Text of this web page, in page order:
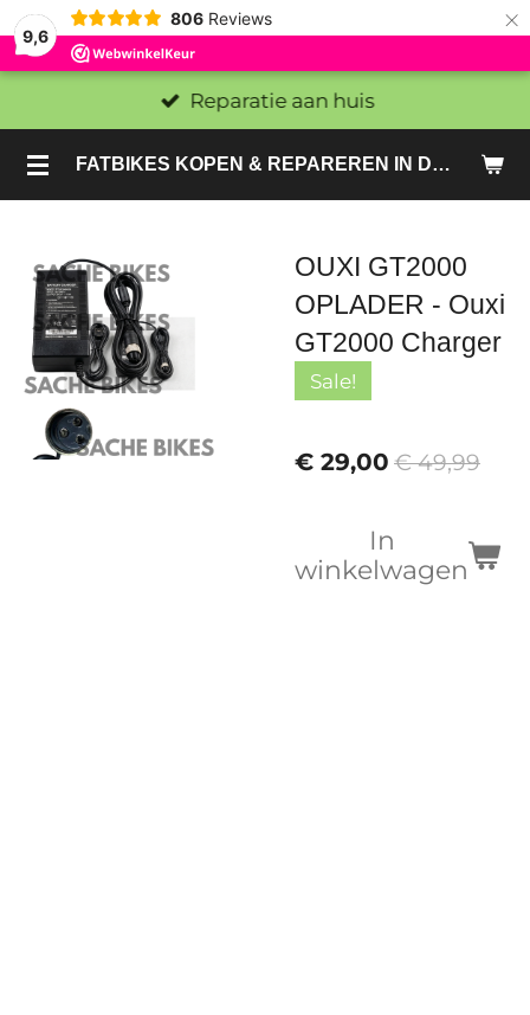
9,6
806 Reviews ×
FATBIKES KOPEN & REPAREREN IN DEN HAAG EN ZOETERMEER - SACHE BIKES
Reparatie aan huis
OUXI GT2000
OPLADER - Ouxi
GT2000 Charger
Sale!
€ 29,00 € 49,99
In
winkelwagen